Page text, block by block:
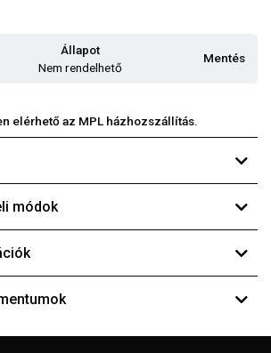
Állapot
Nem rendelhető
Mentés
elérhető az MPL házhozszállítás.
módok